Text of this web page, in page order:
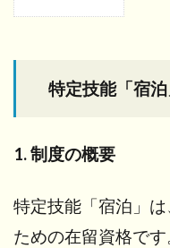
泊」
2
定
技
能1
特定技能「宿泊
1. 制度の概要
特定技能「宿泊」
ための在留資格で